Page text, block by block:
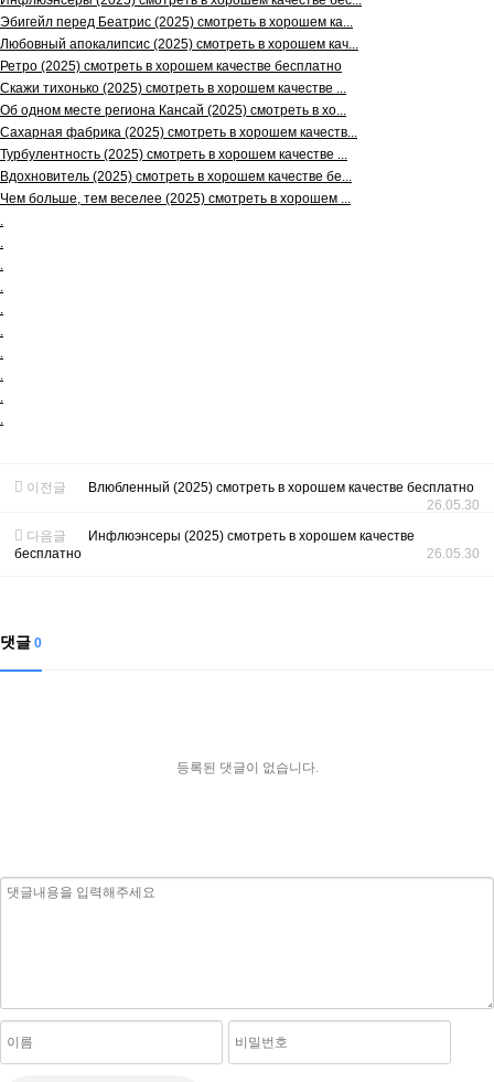
Эбигейл перед Беатрис (2025) смотреть в хорошем ка...
Любовный апокалипсис (2025) смотреть в хорошем кач...
Ретро (2025) смотреть в хорошем качестве бесплатно
Скажи тихонько (2025) смотреть в хорошем качестве ...
Об одном месте региона Кансай (2025) смотреть в хо...
Сахарная фабрика (2025) смотреть в хорошем качеств...
Турбулентность (2025) смотреть в хорошем качестве ...
Вдохновитель (2025) смотреть в хорошем качестве бе...
Чем больше, тем веселее (2025) смотреть в хорошем ...
이전글
Влюбленный (2025) смотреть в хорошем качестве бесплатно
26.05.30
다음글
Инфлюэнсеры (2025) смотреть в хорошем качестве
бесплатно
26.05.30
댓글 0
등록된 댓글이 없습니다.